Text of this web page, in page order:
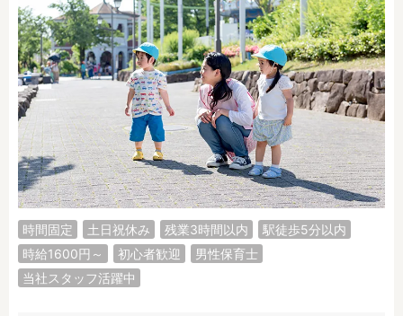
時間固定 土日祝休み 残業3時間以内
駅徒歩5分以内
時給1600円～
初心者歓迎
男性保育士
当社スタッフ活躍中
職種
保育士
保育教諭
保育補助
幼稚園教諭
放課後児童支援員
学童スタッフ
栄養士
調理師
調理補助
看護師
保育事務
その他
公立保育園
私立認可保育園
認定こども園
幼稚園
小規模認可保育園